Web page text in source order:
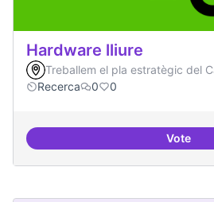
Hardware lliure
Treballem el pla estratègic del
Recerca
0 0
Vote